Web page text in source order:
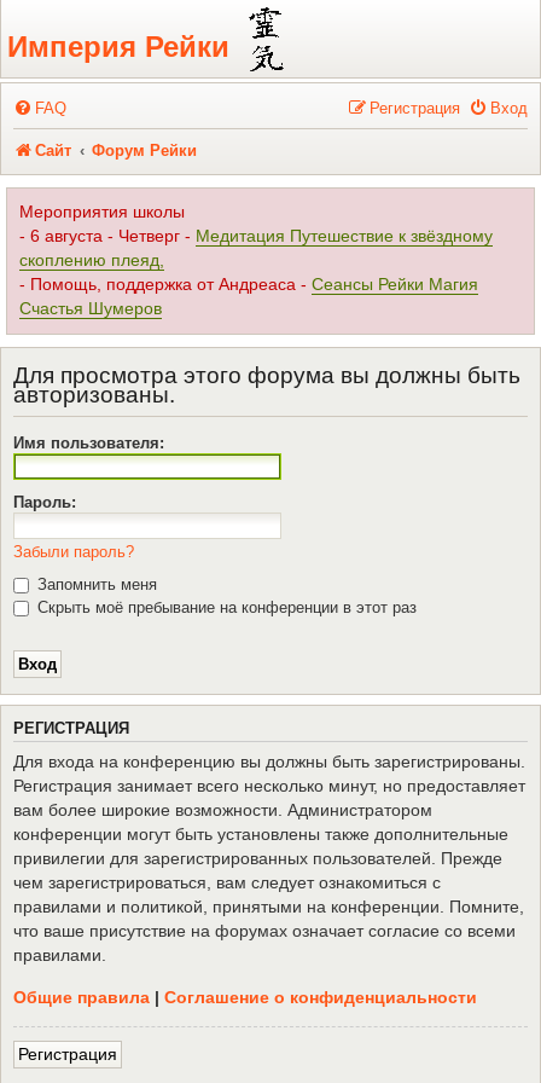
Регистрация
Империя Рейки
FAQ Вход
Регистрация
Сайт Форум Рейки
Мероприятия школы
- 6 августа - Четверг - Медитация Путешествие к звёздному
скоплению плеяд,
- Помощь, поддержка от Андреаса - Сеансы Рейки Магия
Счастья Шумеров
Для просмотра этого форума вы должны быть
авторизованы.
Имя пользователя:
Пароль:
Забыли пароль?
Запомнить меня
Скрыть моё пребывание на конференции в этот раз
РЕГИСТРАЦИЯ
Для входа на конференцию вы должны быть зарегистрированы.
Регистрация занимает всего несколько минут, но предоставляет
вам более широкие возможности. Администратором
конференции могут быть установлены также дополнительные
привилегии для зарегистрированных пользователей. Прежде
чем зарегистрироваться, вам следует ознакомиться с
правилами и политикой, принятыми на конференции. Помните,
что ваше присутствие на форумах означает согласие со всеми
правилами.
Общие правила | Соглашение о конфиденциальности
Регистрация